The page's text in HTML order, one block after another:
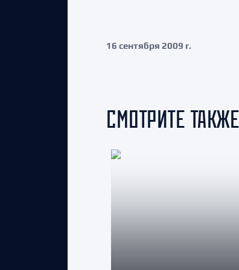
16 сентября 2009 г.
СМОТРИТЕ ТАКЖЕ